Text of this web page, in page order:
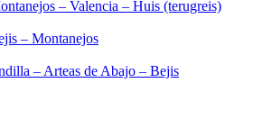
– Valencia – Huis (terugreis)
– Montanejos
– Arteas de Abajo – Bejis